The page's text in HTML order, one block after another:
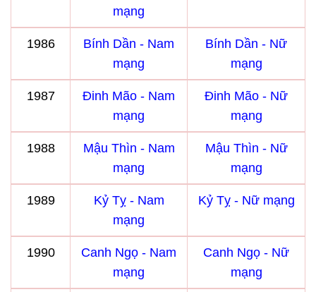
mạng
1986
Bính Dần - Nam
mạng
Bính Dần - Nữ
mạng
1987
Đinh Mão - Nam
mạng
Đinh Mão - Nữ
mạng
1988
Mậu Thìn - Nam
mạng
Mậu Thìn - Nữ
mạng
1989
Kỷ Tỵ - Nam
mạng
Kỷ Tỵ - Nữ mạng
1990
Canh Ngọ - Nam
mạng
Canh Ngọ - Nữ
mạng